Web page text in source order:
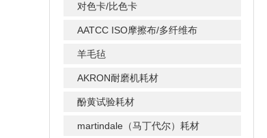
对色卡/比色卡
AATCC ISO摩擦布/多纤维布
羊毛毡
AKRON耐磨机耗材
酚黄试验耗材
martindale（马丁代尔）耗材